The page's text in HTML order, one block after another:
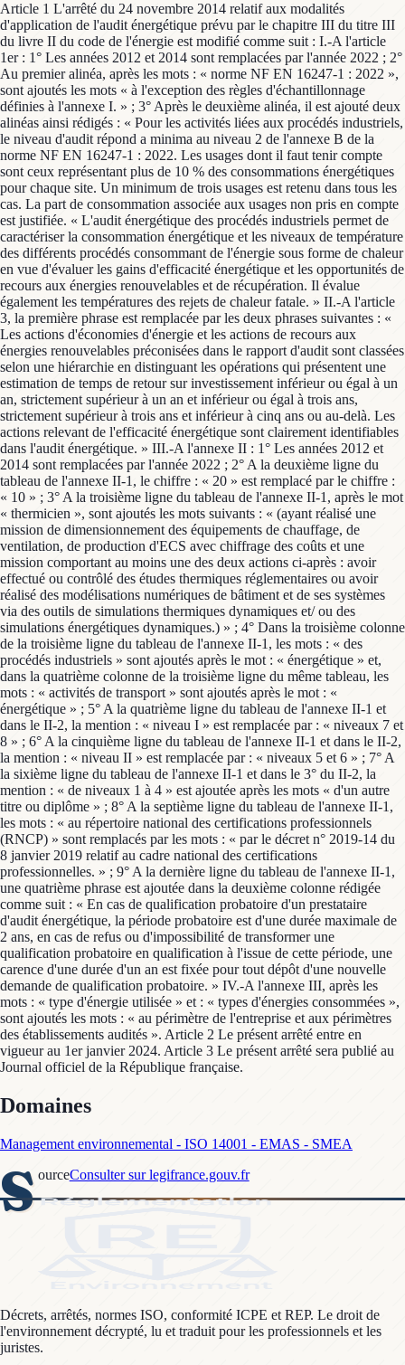
Article 1 L'arrêté du 24 novembre 2014 relatif aux modalités
d'application de l'audit énergétique prévu par le chapitre III du titre III
du livre II du code de l'énergie est modifié comme suit : I.-A l'article
1er : 1° Les années 2012 et 2014 sont remplacées par l'année 2022 ; 2°
Au premier alinéa, après les mots : « norme NF EN 16247-1 : 2022 »,
sont ajoutés les mots « à l'exception des règles d'échantillonnage
définies à l'annexe I. » ; 3° Après le deuxième alinéa, il est ajouté deux
alinéas ainsi rédigés : « Pour les activités liées aux procédés industriels,
le niveau d'audit répond a minima au niveau 2 de l'annexe B de la
norme NF EN 16247-1 : 2022. Les usages dont il faut tenir compte
sont ceux représentant plus de 10 % des consommations énergétiques
pour chaque site. Un minimum de trois usages est retenu dans tous les
cas. La part de consommation associée aux usages non pris en compte
est justifiée. « L'audit énergétique des procédés industriels permet de
caractériser la consommation énergétique et les niveaux de température
des différents procédés consommant de l'énergie sous forme de chaleur
en vue d'évaluer les gains d'efficacité énergétique et les opportunités de
recours aux énergies renouvelables et de récupération. Il évalue
également les températures des rejets de chaleur fatale. » II.-A l'article
3, la première phrase est remplacée par les deux phrases suivantes : «
Les actions d'économies d'énergie et les actions de recours aux
énergies renouvelables préconisées dans le rapport d'audit sont classées
selon une hiérarchie en distinguant les opérations qui présentent une
estimation de temps de retour sur investissement inférieur ou égal à un
an, strictement supérieur à un an et inférieur ou égal à trois ans,
strictement supérieur à trois ans et inférieur à cinq ans ou au-delà. Les
actions relevant de l'efficacité énergétique sont clairement identifiables
dans l'audit énergétique. » III.-A l'annexe II : 1° Les années 2012 et
2014 sont remplacées par l'année 2022 ; 2° A la deuxième ligne du
tableau de l'annexe II-1, le chiffre : « 20 » est remplacé par le chiffre :
« 10 » ; 3° A la troisième ligne du tableau de l'annexe II-1, après le mot
« thermicien », sont ajoutés les mots suivants : « (ayant réalisé une
mission de dimensionnement des équipements de chauffage, de
ventilation, de production d'ECS avec chiffrage des coûts et une
mission comportant au moins une des deux actions ci-après : avoir
effectué ou contrôlé des études thermiques réglementaires ou avoir
réalisé des modélisations numériques de bâtiment et de ses systèmes
via des outils de simulations thermiques dynamiques et/ ou des
simulations énergétiques dynamiques.) » ; 4° Dans la troisième colonne
de la troisième ligne du tableau de l'annexe II-1, les mots : « des
procédés industriels » sont ajoutés après le mot : « énergétique » et,
dans la quatrième colonne de la troisième ligne du même tableau, les
mots : « activités de transport » sont ajoutés après le mot : «
énergétique » ; 5° A la quatrième ligne du tableau de l'annexe II-1 et
dans le II-2, la mention : « niveau I » est remplacée par : « niveaux 7 et
8 » ; 6° A la cinquième ligne du tableau de l'annexe II-1 et dans le II-2,
la mention : « niveau II » est remplacée par : « niveaux 5 et 6 » ; 7° A
la sixième ligne du tableau de l'annexe II-1 et dans le 3° du II-2, la
mention : « de niveaux 1 à 4 » est ajoutée après les mots « d'un autre
titre ou diplôme » ; 8° A la septième ligne du tableau de l'annexe II-1,
les mots : « au répertoire national des certifications professionnels
(RNCP) » sont remplacés par les mots : « par le décret n° 2019-14 du
8 janvier 2019 relatif au cadre national des certifications
professionnelles. » ; 9° A la dernière ligne du tableau de l'annexe II-1,
une quatrième phrase est ajoutée dans la deuxième colonne rédigée
comme suit : « En cas de qualification probatoire d'un prestataire
d'audit énergétique, la période probatoire est d'une durée maximale de
2 ans, en cas de refus ou d'impossibilité de transformer une
qualification probatoire en qualification à l'issue de cette période, une
carence d'une durée d'un an est fixée pour tout dépôt d'une nouvelle
demande de qualification probatoire. » IV.-A l'annexe III, après les
mots : « type d'énergie utilisée » et : « types d'énergies consommées »,
sont ajoutés les mots : « au périmètre de l'entreprise et aux périmètres
des établissements audités ». Article 2 Le présent arrêté entre en
vigueur au 1er janvier 2024. Article 3 Le présent arrêté sera publié au
Journal officiel de la République française.
Domaines
Management environnemental - ISO 14001 - EMAS - SMEA
S ourceConsulter sur legifrance.gouv.fr
Décrets, arrêtés, normes ISO, conformité ICPE et REP. Le droit de
l'environnement décrypté, lu et traduit pour les professionnels et les
juristes.